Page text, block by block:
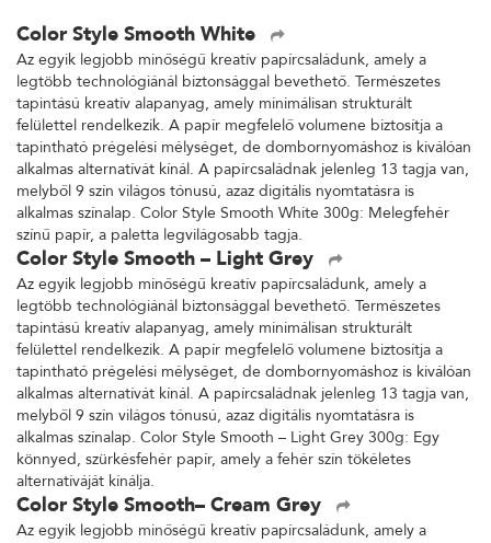
Color Style Smooth White
Az egyik legjobb minőségű kreatív papírcsaládunk, amely a
legtöbb technológiánál biztonsággal bevethető. Természetes
tapintású kreatív alapanyag, amely minimálisan strukturált
felülettel rendelkezik. A papír megfelelő volumene biztosítja a
tapintható prégelési mélységet, de dombornyomáshoz is kiválóan
alkalmas alternatívát kínál. A papírcsaládnak jelenleg 13 tagja van,
melyből 9 szín világos tónusú, azaz digitális nyomtatásra is
alkalmas színalap. Color Style Smooth White 300g: Melegfehér
színű papír, a paletta legvilágosabb tagja.
Color Style Smooth – Light Grey
Az egyik legjobb minőségű kreatív papírcsaládunk, amely a
legtöbb technológiánál biztonsággal bevethető. Természetes
tapintású kreatív alapanyag, amely minimálisan strukturált
felülettel rendelkezik. A papír megfelelő volumene biztosítja a
tapintható prégelési mélységet, de dombornyomáshoz is kiválóan
alkalmas alternatívát kínál. A papírcsaládnak jelenleg 13 tagja van,
melyből 9 szín világos tónusú, azaz digitális nyomtatásra is
alkalmas színalap. Color Style Smooth – Light Grey 300g: Egy
könnyed, szürkésfehér papír, amely a fehér szín tökéletes
alternatíváját kínálja.
Color Style Smooth– Cream Grey
Az egyik legjobb minőségű kreatív papírcsaládunk, amely a